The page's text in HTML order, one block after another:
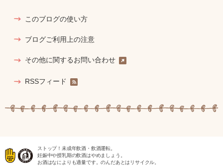
このブログの使い方
ブログご利用上の注意
その他に関するお問い合わせ
RSSフィード
ストップ！未成年飲酒・飲酒運転。
妊娠中や授乳期の飲酒はやめましょう。
お酒はなによりも適量です。のんだあとはリサイクル。